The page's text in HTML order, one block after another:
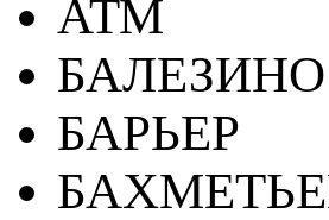
АТМ
БАЛЕЗИНО
БАРЬЕР